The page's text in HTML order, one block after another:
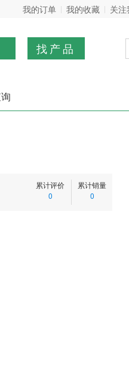
我的订单 我的收藏 关注
找产品
累计评价
0
累计销量
0